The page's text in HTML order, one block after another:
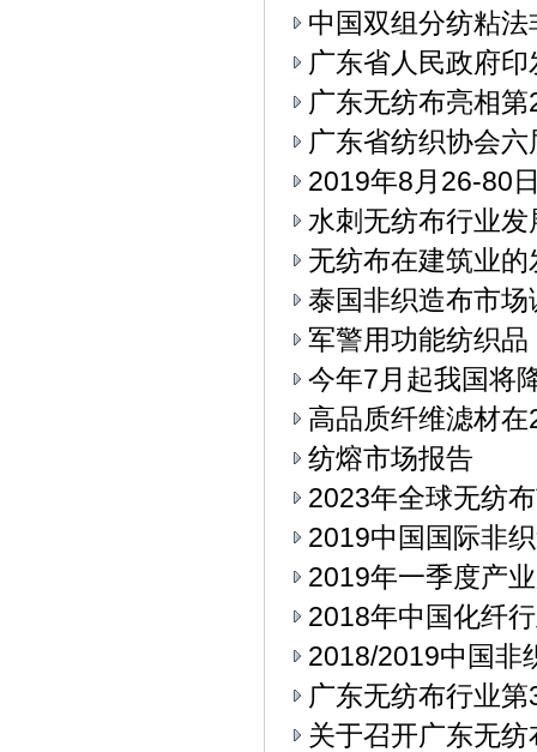
中国双组分纺粘
广东省人民政府
广东无纺布亮相
广东省纺织协会
2019年8月26-80
水刺无纺布行业
无纺布在建筑业的
泰国非织造布市场
军警用功能纺织品
今年7月起我国将
高品质纤维滤材
纺熔市场报告
2023年全球无纺
2019中国国际非
2019年一季度产
2018年中国化纤
2018/2019中国非
广东无纺布行业
关于召开广东无